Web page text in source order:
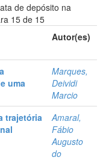
de depósito na
15 de 15
Autor(es)
uma
Marques,
Deividi
Marcio
trajetória
Amaral,
Fábio
Augusto
do